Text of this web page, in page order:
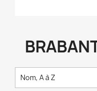
Nom, A à Z